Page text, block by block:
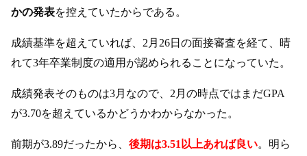
かの発表を控えていたからである。
成績基準を超えていれば、2月26日の面接審査を経て、晴
れて3年卒業制度の適用が認められることになっていた。
成績発表そのものは3月なので、2月の時点ではまだGPA
が3.70を超えているかどうかわからなかった。
前期が3.89だったから、後期は3.51以上あれば良い。明ら